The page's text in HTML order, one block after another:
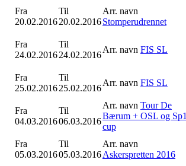
Fra
20.02.2016
Til
20.02.2016
Arr. navn
Stomperudrennet
Fra
24.02.2016
Til
24.02.2016
Arr. navn FIS SL
Fra
25.02.2016
Til
25.02.2016
Arr. navn FIS SL
Fra
04.03.2016
Til
06.03.2016
Arr. navn Tour De
Bærum + OSL og Sp1
cup
Fra
05.03.2016
Til
05.03.2016
Arr. navn
Askerspretten 2016